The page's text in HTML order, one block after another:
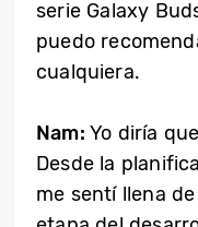
serie Galaxy
puedo
cualquiera.
Nam: Yo diría
Desde la
me sentí llena